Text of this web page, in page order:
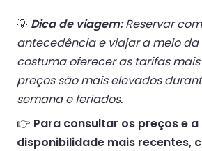
💡 Dica de viagem:Reservar com
antecedência e viajar a meio da
costuma oferecer as tarifas mais
preços são mais elevados
semana e feriados.
👉 Para consultar os preços e a
disponibilidade mais recentes,